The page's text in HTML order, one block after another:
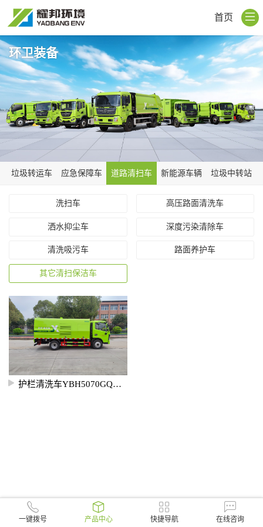
首页
环卫装备
垃圾转运车 应急保障车 道路清扫车 新能源车辆 垃圾中转站
洗扫车 高压路面清洗车
洒水抑尘车 深度污染清除车
清洗吸污车 路面养护车
其它清扫保洁车
护栏清洗车YBH5070GQXE6
一键拨号 产品中心 快捷导航 在线咨询